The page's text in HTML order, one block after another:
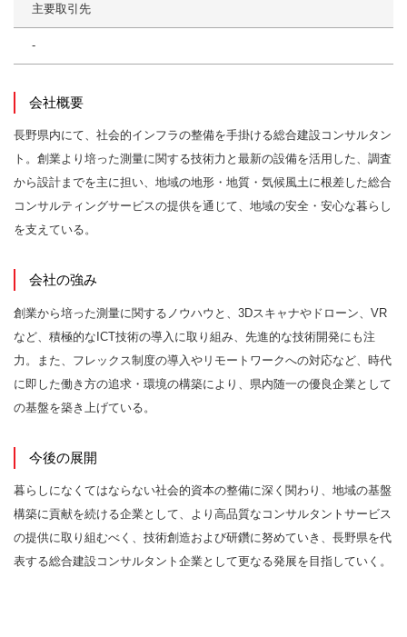
主要取引先
-
会社概要
長野県内にて、社会的インフラの整備を手掛ける総合建設コンサルタン
ト。創業より培った測量に関する技術力と最新の設備を活用した、調査
から設計までを主に担い、地域の地形・地質・気候風土に根差した総合
コンサルティングサービスの提供を通じて、地域の安全・安心な暮らし
を支えている。
会社の強み
創業から培った測量に関するノウハウと、3Dスキャナやドローン、VR
など、積極的なICT技術の導入に取り組み、先進的な技術開発にも注
力。また、フレックス制度の導入やリモートワークへの対応など、時代
に即した働き方の追求・環境の構築により、県内随一の優良企業として
の基盤を築き上げている。
今後の展開
暮らしになくてはならない社会的資本の整備に深く関わり、地域の基盤
構築に貢献を続ける企業として、より高品質なコンサルタントサービス
の提供に取り組むべく、技術創造および研鑽に努めていき、長野県を代
表する総合建設コンサルタント企業として更なる発展を目指していく。